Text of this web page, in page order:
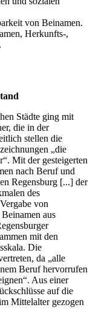
von Beinamen.
Herkunfts-,
Städte ging mit
die in der
stellen die
„die
Mit der gesteigerten
nach Beruf und
Regensburg [...] der
des
von
aus
mit den
Die
da „alle
Beruf hervorrufen
Aus einer
auf die
Mittelalter gezogen